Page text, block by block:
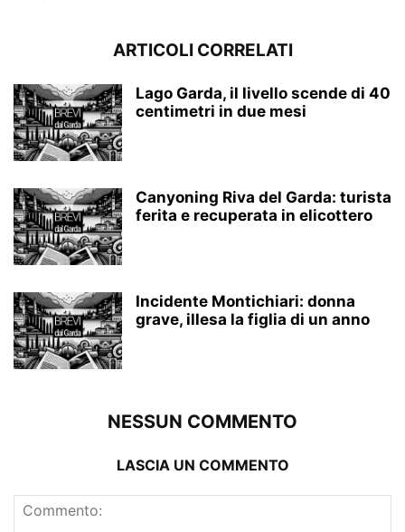
ARTICOLI CORRELATI
Lago Garda, il livello scende di 40
centimetri in due mesi
Canyoning Riva del Garda: turista
ferita e recuperata in elicottero
Incidente Montichiari: donna
grave, illesa la figlia di un anno
NESSUN COMMENTO
LASCIA UN COMMENTO